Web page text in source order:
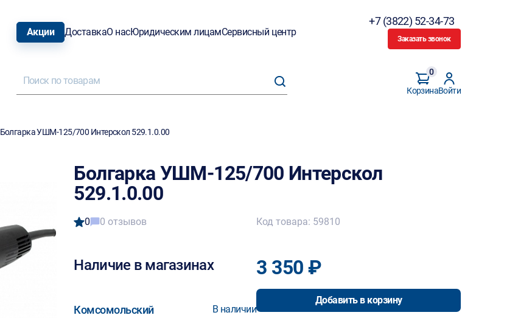
Акции ДоставкаО насЮридическим лицамСервисный центр
+7 (3822) 52-34-73
Заказать звонок
Корзина
0
Войти
Болгарка УШМ-125/700 Интерскол 529.1.0.00
Болгарка УШМ-125/700 Интерскол
529.1.0.00
0 0 отзывов
Наличие в магазинах
Комсомольский В наличии
Код товара: 59810
3 350 ₽
Добавить в корзину